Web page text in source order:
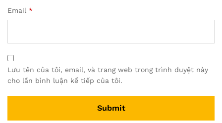
Email *
Lưu tên của tôi, email, và trang web trong trình duyệt này
cho lần bình luận kế tiếp của tôi.